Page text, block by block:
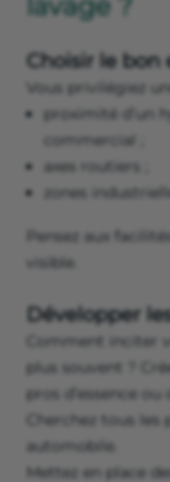
Choisir le
Vous privilégiez
proximité d’un
commercial ;
axes routiers ;
zones
Pensez aux
visible.
Développer
Comment inciter
plus souvent ?
pros d’essence ou
Cherchez tous
automobile.
Mettez en place